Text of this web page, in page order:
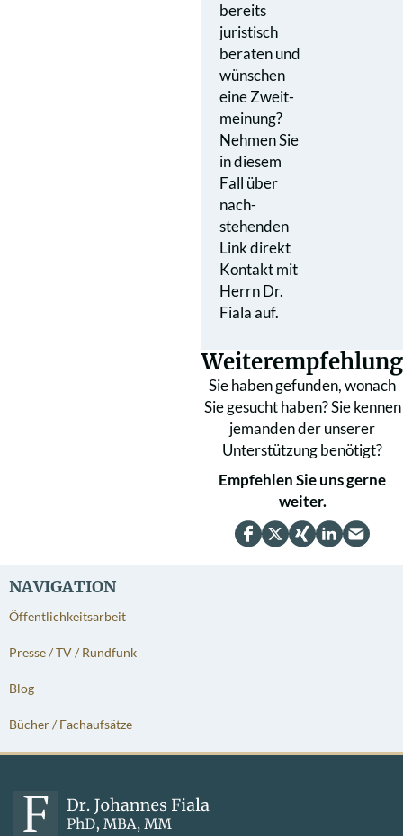
NAVIGATION
Öffentlichkeitsarbeit
Presse / TV / Rundfunk
Blog
Bücher / Fachaufsätze
bereits
juristisch
beraten und
wünschen
eine Zweit­
meinung?
Nehmen Sie
in diesem
Fall über
nach­
stehenden
Link direkt
Kontakt mit
Herrn Dr.
Fiala auf.
Weiterempfehlung
Sie haben gefunden, wonach
Sie gesucht haben? Sie kennen
jemanden der unserer
Unterstützung benötigt?
Empfehlen Sie uns gerne
weiter.